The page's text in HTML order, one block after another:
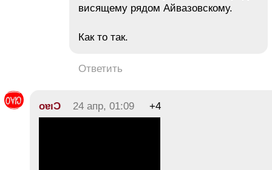
висящему рядом Айвазовскому.
Как то так.
Ответить
oɐıƆ 24 апр, 01:09 +4